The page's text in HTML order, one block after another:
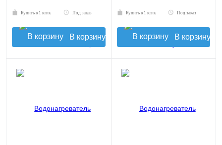
Купить в 1 клик Под заказ
В корзину
Купить в 1 клик Под заказ
В корзину